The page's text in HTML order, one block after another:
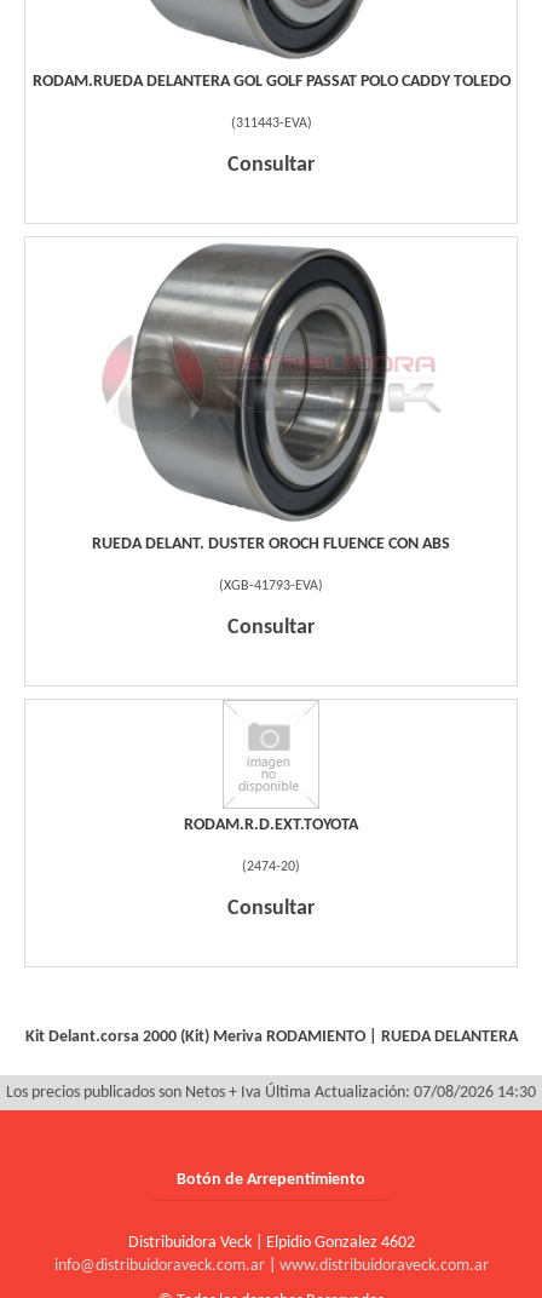
RODAM.RUEDA DELANTERA GOL GOLF PASSAT POLO CADDY TOLEDO
(311443-EVA)
Consultar
RUEDA DELANT. DUSTER OROCH FLUENCE CON ABS
(XGB-41793-EVA)
Consultar
RODAM.R.D.EXT.TOYOTA
(2474-20)
Consultar
Kit Delant.corsa 2000 (Kit) Meriva RODAMIENTO| RUEDA DELANTERA
Los precios publicados son Netos + Iva Última Actualización: 07/08/2026 14:30
Botón de Arrepentimiento
Distribuidora Veck | Elpidio Gonzalez 4602
info@distribuidoraveck.com.ar| www.distribuidoraveck.com.ar